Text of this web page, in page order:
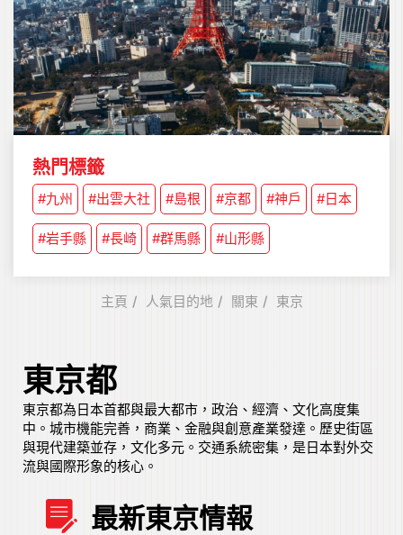
旅遊商品
Search
for:
熱門標籤
#九州 #出雲大社 #島根 #京都 #神戶 #日本
#岩手縣 #長崎 #群馬縣 #山形縣
主頁 人氣目的地 關東 東京
東京都
東京都為日本首都與最大都市，政治、經濟、文化高度集
中。城市機能完善，商業、金融與創意產業發達。歷史街區
與現代建築並存，文化多元。交通系統密集，是日本對外交
流與國際形象的核心。
最新東京情報